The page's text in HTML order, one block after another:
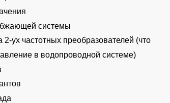
системы
2-ух частотных преобразователей (что
в водопроводной системе)